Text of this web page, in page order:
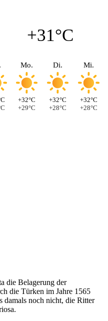
+31°C
Mo.
+32°C
+29°C
Di.
+32°C
+28°C
Mi.
+32°C
+28°C
die Belagerung der
die Türken im Jahre 1565
damals noch nicht, die Ritter